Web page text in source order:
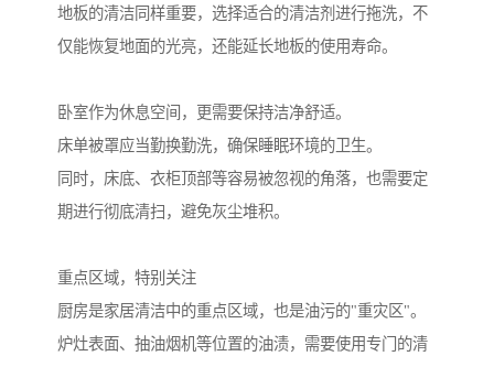
地板的清洁同样重要，选择适合的清洁剂进行拖洗，不
仅能恢复地面的光亮，还能延长地板的使用寿命。
卧室作为休息空间，更需要保持洁净舒适。
床单被罩应当勤换勤洗，确保睡眠环境的卫生。
同时，床底、衣柜顶部等容易被忽视的角落，也需要定
期进行彻底清扫，避免灰尘堆积。
重点区域，特别关注
厨房是家居清洁中的重点区域，也是油污的"重灾区"。
炉灶表面、抽油烟机等位置的油渍，需要使用专门的清